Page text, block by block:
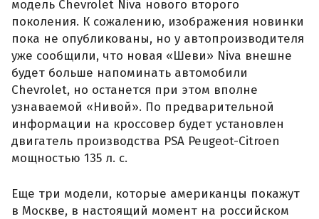
модель Chevrolet Niva нового второго
поколения. К сожалению, изображения новинки
пока не опубликованы, но у автопроизводителя
уже сообщили, что новая «Шеви» Niva внешне
будет больше напоминать автомобили
Chevrolet, но останется при этом вполне
узнаваемой «Нивой». По предварительной
информации на кроссовер будет установлен
двигатель производства PSA Peugeot-Citroen
мощностью 135 л. с.
Еще три модели, которые американцы покажут
в Москве, в настоящий момент на российском